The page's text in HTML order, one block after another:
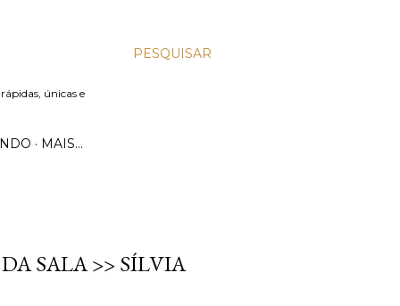
PESQUISAR
únicas e
MAIS…
SALA >> SÍLVIA